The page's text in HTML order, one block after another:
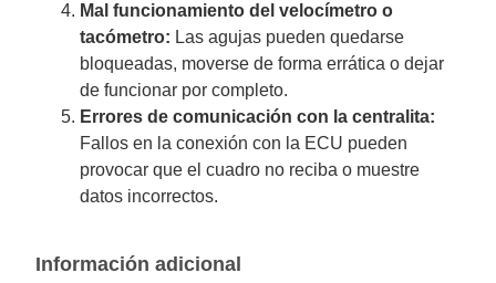
Mal funcionamiento del velocímetro o
tacómetro: Las agujas pueden quedarse
bloqueadas, moverse de forma errática o dejar
de funcionar por completo.
Errores de comunicación con la centralita:
Fallos en la conexión con la ECU pueden
provocar que el cuadro no reciba o muestre
datos incorrectos.
Información adicional